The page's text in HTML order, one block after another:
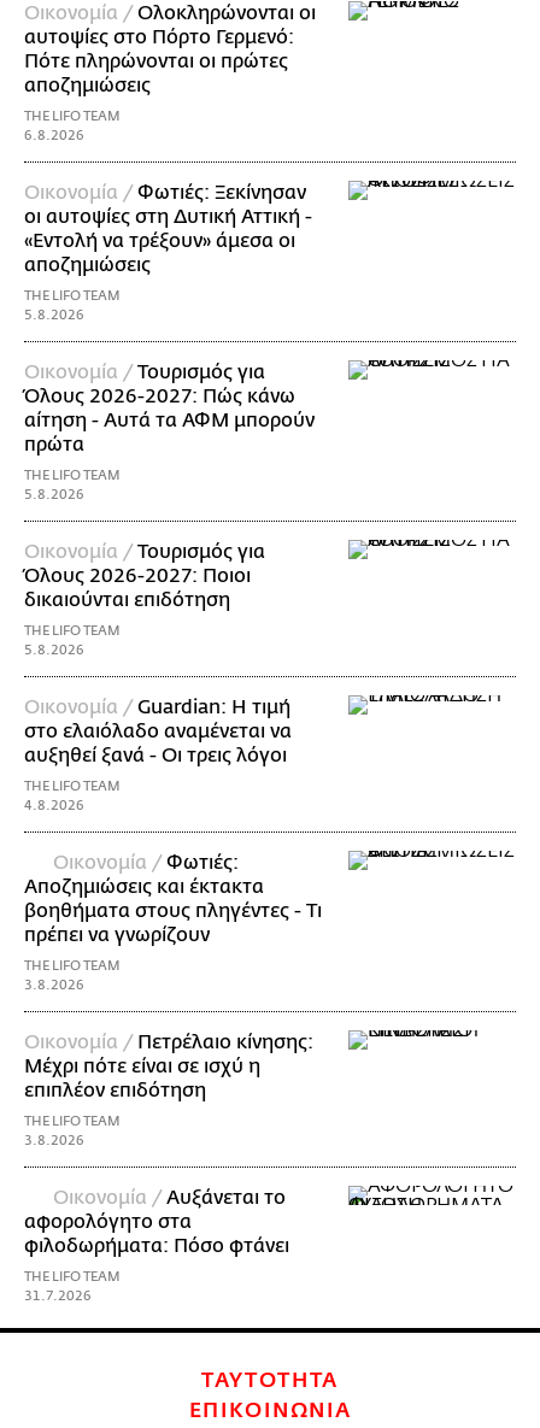
Οικονομία /Ολοκληρώνονται οι
αυτοψίες στο Πόρτο Γερμενό:
Πότε πληρώνονται οι πρώτες
αποζημιώσεις
THE LIFO TEAM
6.8.2026
Οικονομία /Φωτιές: Ξεκίνησαν
οι αυτοψίες στη Δυτική Αττική -
«Εντολή να τρέξουν» άμεσα οι
αποζημιώσεις
THE LIFO TEAM
5.8.2026
Οικονομία /Τουρισμός για
Όλους 2026-2027: Πώς κάνω
αίτηση - Αυτά τα ΑΦΜ μπορούν
πρώτα
THE LIFO TEAM
5.8.2026
Οικονομία /Τουρισμός για
Όλους 2026-2027: Ποιοι
δικαιούνται επιδότηση
THE LIFO TEAM
5.8.2026
Οικονομία /Guardian: Η τιμή
στο ελαιόλαδο αναμένεται να
αυξηθεί ξανά - Οι τρεις λόγοι
THE LIFO TEAM
4.8.2026
Οικονομία /Φωτιές:
Αποζημιώσεις και έκτακτα
βοηθήματα στους πληγέντες - Τι
πρέπει να γνωρίζουν
THE LIFO TEAM
3.8.2026
Οικονομία / Πετρέλαιο κίνησης:
Μέχρι πότε είναι σε ισχύ η
επιπλέον επιδότηση
THE LIFO TEAM
3.8.2026
Οικονομία /Αυξάνεται το
αφορολόγητο στα
φιλοδωρήματα: Πόσο φτάνει
THE LIFO TEAM
31.7.2026
ΤΑΥΤΟΤΗΤΑ
ΕΠΙΚΟΙΝΩΝΙΑ